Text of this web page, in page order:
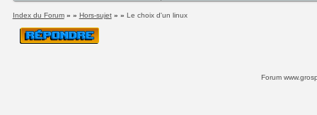
Index du Forum» » Hors-sujet» » Le choix d'un linux
Forum